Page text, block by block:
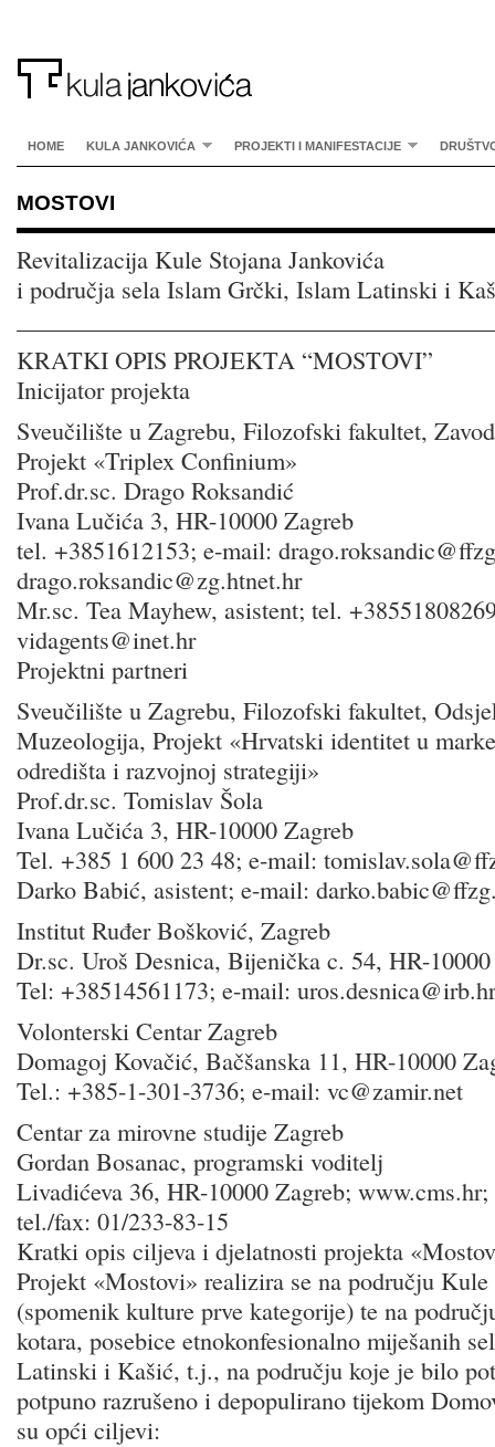
HOME KULA JANKOVIĆA PROJEKTI I MANIFESTACIJE
MOSTOVI
Revitalizacija Kule Stojana Jankovića
i područja sela Islam Grčki, Islam Latinski i
KRATKI OPIS PROJEKTA “MOSTOVI”
Inicijator projekta
Sveučilište u Zagrebu, Filozofski fakultet,
Projekt «Triplex Confinium»
Prof.dr.sc. Drago Roksandić
Ivana Lučića 3, HR-10000 Zagreb
tel. +3851612153; e-mail:
drago.roksandic@zg.htnet.hr
Mr.sc. Tea Mayhew, asistent; tel.
vidagents@inet.hr
Projektni partneri
Sveučilište u Zagrebu, Filozofski fakultet,
Muzeologija, Projekt «Hrvatski identitet u
odredišta i razvojnoj strategiji»
Prof.dr.sc. Tomislav Šola
Ivana Lučića 3, HR-10000 Zagreb
Tel. +385 1 600 23 48; e-mail:
Darko Babić, asistent; e-mail:
Institut Ruđer Bošković, Zagreb
Dr.sc. Uroš Desnica, Bijenička c. 54, HR-
Tel: +38514561173; e-mail: uros.desnica@irb.hr
Volonterski Centar Zagreb
Domagoj Kovačić, Bačšanska 11, HR-10000
Tel.: +385-1-301-3736; e-mail: vc@zamir.net
Centar za mirovne studije Zagreb
Gordan Bosanac, programski voditelj
Livadićeva 36, HR-10000 Zagreb;
tel./fax: 01/233-83-15
Kratki opis ciljeva i djelatnosti projekta
Projekt «Mostovi» realizira se na području Kule
(spomenik kulture prve kategorije) te na
kotara, posebice etnokonfesionalno miješanih
Latinski i Kašić, t.j., na području koje je bilo
potpuno razrušeno i depopulirano tijekom
su opći ciljevi: